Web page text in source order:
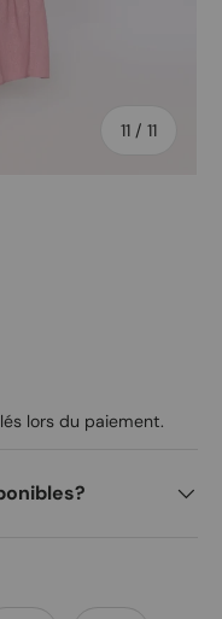
11 / de
11
lors du paiement.